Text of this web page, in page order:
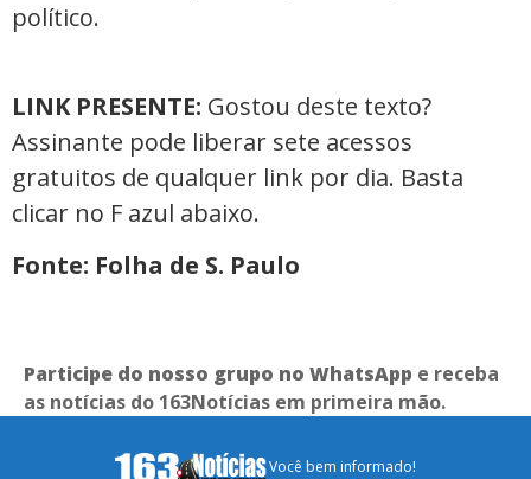
político.
LINK PRESENTE: Gostou deste texto?
Assinante pode liberar sete acessos
gratuitos de qualquer link por dia. Basta
clicar no F azul abaixo.
Fonte: Folha de S. Paulo
Participe do nosso grupo no WhatsApp e receba
as notícias do 163Notícias em primeira mão.
Você bem informado!